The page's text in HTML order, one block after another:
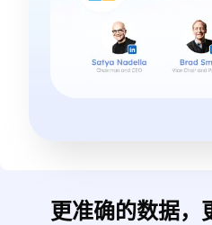
更准确的数据，